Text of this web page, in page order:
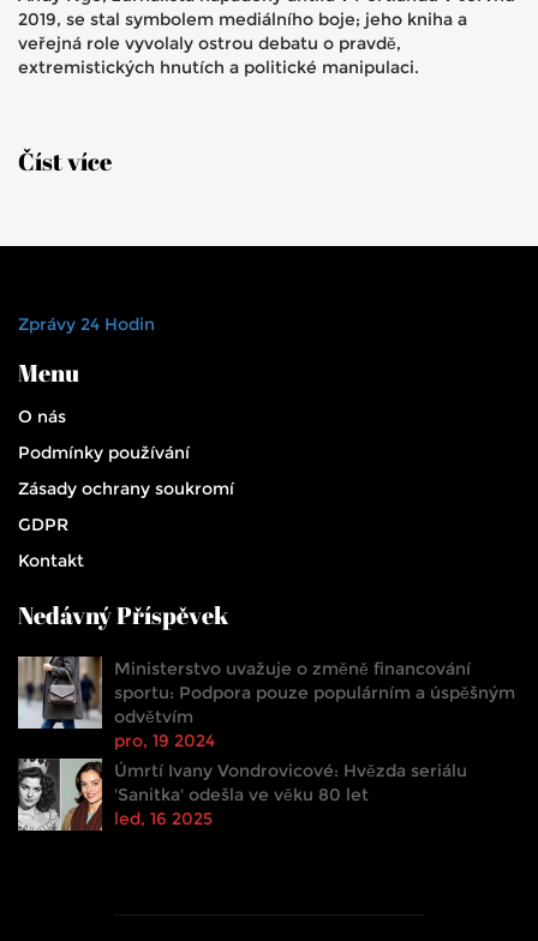
2019, se stal symbolem mediálního boje; jeho kniha a
veřejná role vyvolaly ostrou debatu o pravdě,
extremistických hnutích a politické manipulaci.
Číst více
Zprávy 24 Hodin
Menu
O nás
Podmínky používání
Zásady ochrany soukromí
GDPR
Kontakt
Nedávný Příspěvek
Ministerstvo uvažuje o změně financování
sportu: Podpora pouze populárním a úspěšným
odvětvím
pro, 19 2024
Úmrtí Ivany Vondrovicové: Hvězda seriálu
'Sanitka' odešla ve věku 80 let
led, 16 2025